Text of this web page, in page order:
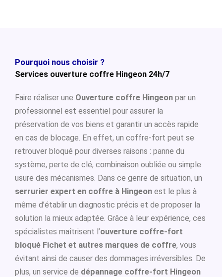
Pourquoi nous choisir ?
Services ouverture coffre Hingeon 24h/7
Faire réaliser une Ouverture coffre Hingeon par un
professionnel est essentiel pour assurer la
préservation de vos biens et garantir un accès rapide
en cas de blocage. En effet, un coffre-fort peut se
retrouver bloqué pour diverses raisons : panne du
système, perte de clé, combinaison oubliée ou simple
usure des mécanismes. Dans ce genre de situation, un
serrurier expert en coffre à Hingeon est le plus à
même d’établir un diagnostic précis et de proposer la
solution la mieux adaptée. Grâce à leur expérience, ces
spécialistes maîtrisent l’ouverture coffre-fort
bloqué Fichet et autres marques de coffre, vous
évitant ainsi de causer des dommages irréversibles. De
plus, un service de dépannage coffre-fort Hingeon